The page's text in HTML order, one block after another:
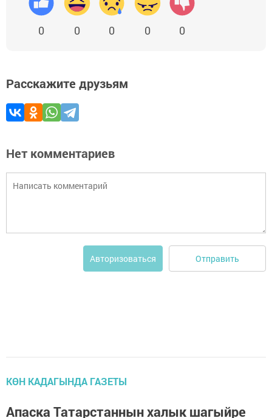
0 0 0 0 0
Расскажите друзьям
Нет комментариев
Авторизоваться Отправить
КӨН КАДАГЫНДА ГАЗЕТЫ
Апаска Татарстаннын халык шагыйре